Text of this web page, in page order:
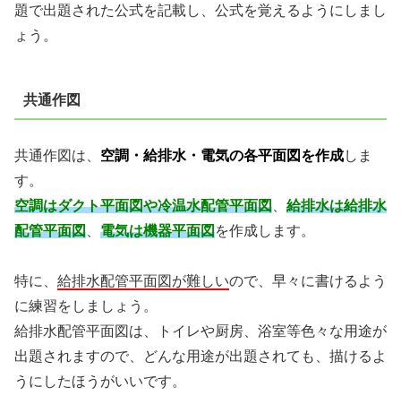
題で出題された公式を記載し、公式を覚えるようにしまし
ょう。
共通作図
共通作図は、 空調・給排水・電気の各平面図を作成しま
す。
空調はダクト平面図や冷温水配管平面図
給排水は給排水
配管平面図
電気は機器平面図を作成します。
特に、 給排水配管平面図が難しいので、早々に書けるよう
に練習をしましょう。
給排水配管平面図は、トイレや厨房、浴室等色々な用途が
出題されますので、どんな用途が出題されても、描けるよ
うにしたほうがいいです。